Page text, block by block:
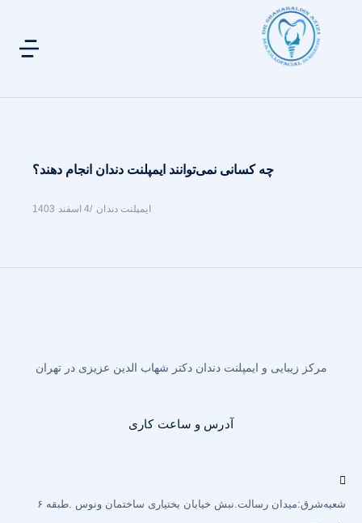
چه کسانی نمی‌توانند ایمپلنت دندان انجام دهند؟
ایمپلنت دندان 4 اسفند 1403
مرکز زیبایی و ایمپلنت دندان دکتر شهاب الدین عزیزی در تهران
آدرس و ساعت کاری
شعبه‌شرق:میدان رسالت.نبش خیابان بختیاری‌ ساختمان ونوس .طبقه ۶